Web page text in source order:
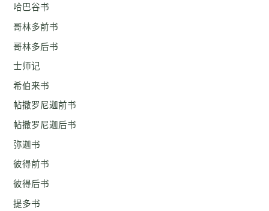
哈巴谷书
哥林多前书
哥林多后书
士师记
希伯来书
帖撒罗尼迦前书
帖撒罗尼迦后书
弥迦书
彼得前书
彼得后书
提多书